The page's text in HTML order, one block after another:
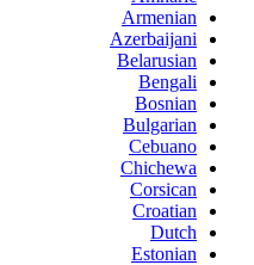
Armenian
Azerbaijani
Belarusian
Bengali
Bosnian
Bulgarian
Cebuano
Chichewa
Corsican
Croatian
Dutch
Estonian